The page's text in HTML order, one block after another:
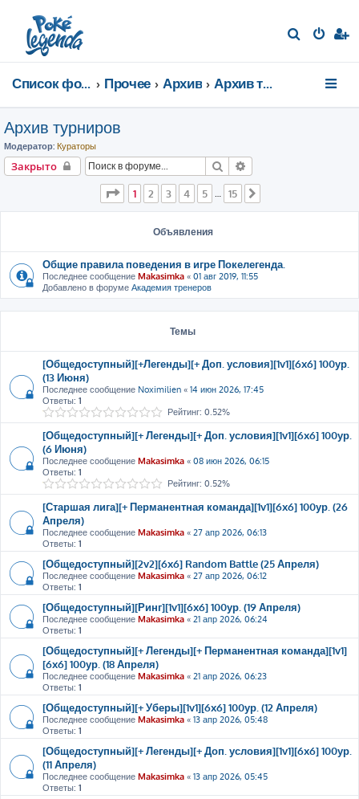
Список форумов Прочее Архив Архив турниров
Архив турниров
Модератор: Кураторы
Закрыто Поиск
Страница из 15
1 2 3 4 5 15
Объявления
Общие правила поведения в игре Покелегенда.
Последнее сообщение Makasimka « 01 авг 2019, 11:55
Добавлено в форуме Академия тренеров
Темы
[Общедоступный][+Легенды][+ Доп. условия][1v1][6x6] 100ур.
(13 Июня)
Последнее сообщение Noximilien « 14 июн 2026, 17:45
Ответы: 1
Рейтинг: 0.52%
[Общедоступный][+ Легенды][+ Доп. условия][1v1][6x6] 100ур.
(6 Июня)
Последнее сообщение Makasimka « 08 июн 2026, 06:15
Ответы: 1
Рейтинг: 0.52%
[Старшая лига][+ Перманентная команда][1v1][6x6] 100ур. (26
Апреля)
Последнее сообщение Makasimka « 27 апр 2026, 06:13
Ответы: 1
[Общедоступный][2v2][6x6] Random Battle (25 Апреля)
Последнее сообщение Makasimka « 27 апр 2026, 06:12
Ответы: 1
[Общедоступный][Ринг][1v1][6x6] 100ур. (19 Апреля)
Последнее сообщение Makasimka « 21 апр 2026, 06:24
Ответы: 1
[Общедоступный][+ Легенды][+ Перманентная команда][1v1]
[6x6] 100ур. (18 Апреля)
Последнее сообщение Makasimka « 21 апр 2026, 06:23
Ответы: 1
[Общедоступный][+ Уберы][1v1][6x6] 100ур. (12 Апреля)
Последнее сообщение Makasimka « 13 апр 2026, 05:48
Ответы: 1
[Общедоступный][+ Легенды][+ Доп. условия][1v1][6x6] 100ур.
(11 Апреля)
Последнее сообщение Makasimka « 13 апр 2026, 05:45
Ответы: 1